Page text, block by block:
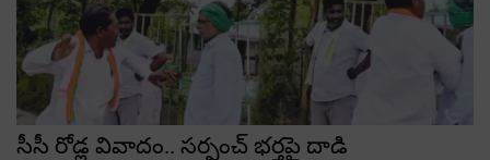
సీసీ రోడ్ల వివాదం.. స‌ర్పంచ్ భ‌ర్త‌పై దాడి